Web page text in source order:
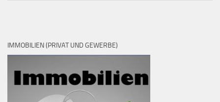
IMMOBILIEN (PRIVAT UND GEWERBE)